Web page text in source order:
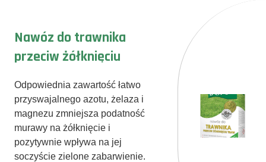
Nawóz do trawnika
przeciw żółknięciu
Odpowiednia zawartość łatwo
przyswajalnego azotu, żelaza i
magnezu zmniejsza podatność
murawy na żółknięcie i
pozytywnie wpływa na jej
soczyście zielone zabarwienie.